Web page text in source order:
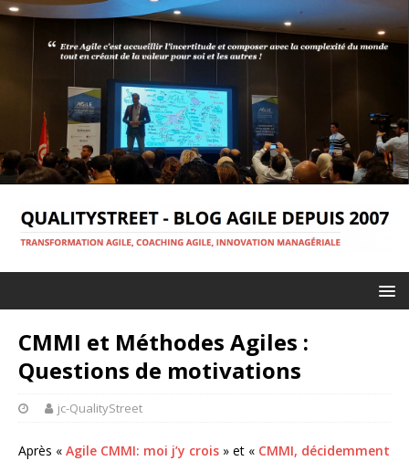
CMMI et Méthodes Agiles :
Questions de motivations
jc-QualityStreet
Après « Agile CMMI: moi j’y crois » et « CMMI, décidemment